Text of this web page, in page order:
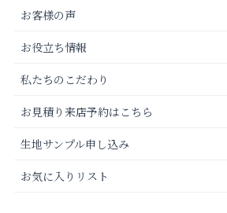
お客様の声
お役立ち情報
私たちのこだわり
お見積り来店予約はこちら
生地サンプル申し込み
お気に入りリスト